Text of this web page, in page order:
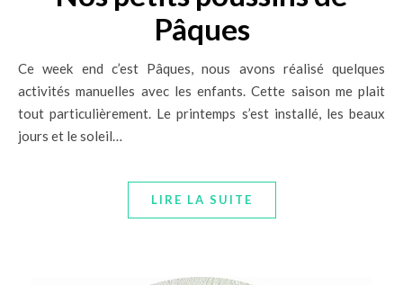
Pâques
Ce week end c’est Pâques, nous avons réalisé quelques
activités manuelles avec les enfants. Cette saison me plait
tout particulièrement. Le printemps s’est installé, les beaux
jours et le soleil…
LIRE LA SUITE